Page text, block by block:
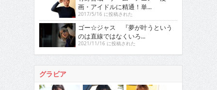
画・アイドルに精通！単...
2017/5/16 に投稿された
ゴー☆ジャス 『夢が叶うという
のは直線ではなくいろ...
2021/11/16 に投稿された
グラビア